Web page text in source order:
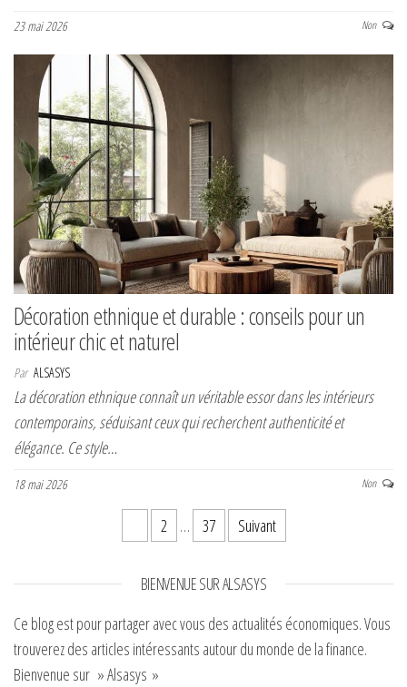
23 mai 2026 Non
Décoration ethnique et durable : conseils pour un
intérieur chic et naturel
Par ALSASYS
La décoration ethnique connaît un véritable essor dans les intérieurs
contemporains, séduisant ceux qui recherchent authenticité et
élégance. Ce style…
18 mai 2026 Non
Pagination des publications
2 … 37 Suivant
BIENVENUE SUR ALSASYS
Ce blog est pour partager avec vous des actualités économiques. Vous
trouverez des articles intéressants autour du monde de la finance.
Bienvenue sur » Alsasys »